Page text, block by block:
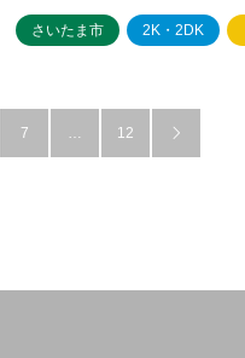
さいたま市 2K・2DK
7 … 12 